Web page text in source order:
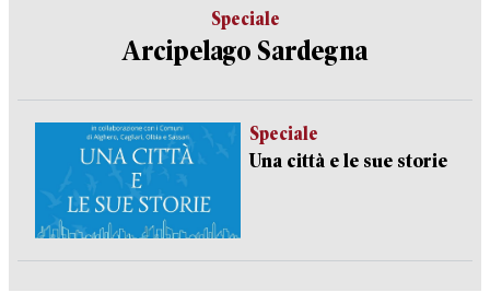
Speciale
Arcipelago Sardegna
Speciale
Una città e le sue storie